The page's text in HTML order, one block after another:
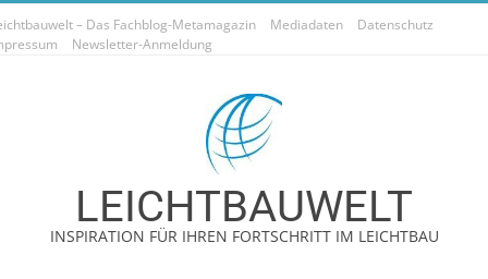
Skip
to
– Das Fachblog-Metamagazin Mediadaten
Datenschutz
Newsletter-Anmeldung
LEICHTBAUWELT
INSPIRATION FÜR IHREN FORTSCHRITT IM LEICHTBAU